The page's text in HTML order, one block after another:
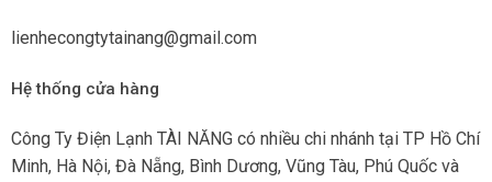
lienhecongtytainang@gmail.com
Hệ thống cửa hàng
Công Ty Điện Lạnh TÀI NĂNG có nhiều chi nhánh tại TP Hồ Chí
Minh, Hà Nội, Đà Nẵng, Bình Dương, Vũng Tàu, Phú Quốc và